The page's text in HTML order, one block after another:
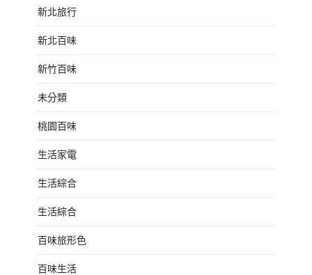
新北旅行
新北百味
新竹百味
未分類
桃園百味
生活家電
生活綜合
生活綜合
百味旅形色
百味生活